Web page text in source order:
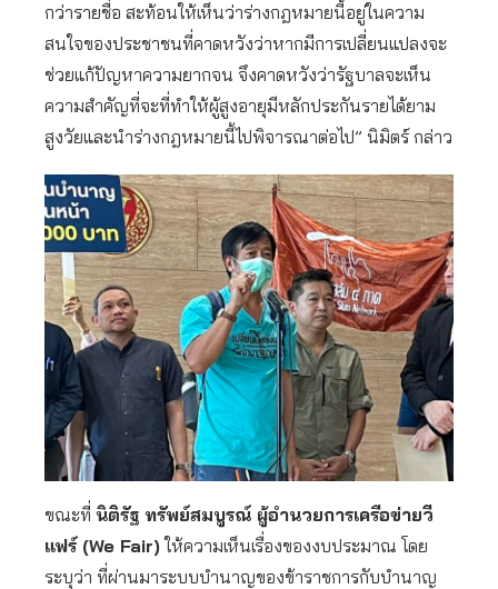
กว่ารายชื่อ สะท้อนให้เห็นว่าร่างกฎหมายนี้อยู่ในความ
สนใจของประชาชนที่คาดหวังว่าหากมีการเปลี่ยนแปลงจะ
ช่วยแก้ปัญหาความยากจน จึงคาดหวังว่ารัฐบาลจะเห็น
ความสำคัญที่จะที่ทำให้ผู้สูงอายุมีหลักประกันรายได้ยาม
สูงวัยและนำร่างกฎหมายนี้ไปพิจารณาต่อไป” นิมิตร์ กล่าว
ขณะที่ นิติรัฐ ทรัพย์สมบูรณ์ ผู้อำนวยการเครือข่ายวี
แฟร์ (We Fair)ให้ความเห็นเรื่องของงบประมาณ โดย
ระบุว่า ที่ผ่านมาระบบบำนาญของข้าราชการกับบำนาญ